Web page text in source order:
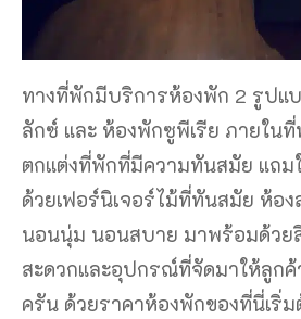
ทางที่พักมีบริการห้องพัก 2 รูปแ
ลักซ์ และ ห้องพักซูพีเรีย ภายใน
ตกแต่งที่พักที่มีความทันสมัย แถ
ด้วยเฟอร์นิเจอร์ไม้ที่ทันสมัย ห้อง
นอนนุ่ม นอนสบาย มาพร้อมด้วย
สะดวกและอุปกรณ์ที่จัดมาให้ลูก
ครัน ด้วยราคาห้องพักของที่นี่เริ่